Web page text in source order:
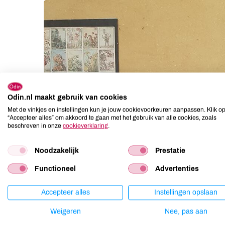
Odin.nl maakt gebruik van cookies
Met de vinkjes en instellingen kun je jouw cookievoorkeuren aanpassen. Klik op
“Accepteer alles” om akkoord te gaan met het gebruik van alle cookies, zoals
beschreven in onze cookieverklaring.
Noodzakelijk Prestatie
Functioneel Advertenties
Accepteer alles Instellingen opslaan
Weigeren Nee, pas aan